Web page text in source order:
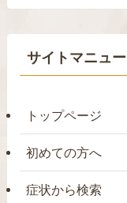
サイトマニュー
トップページ
初めての方へ
症状から検索